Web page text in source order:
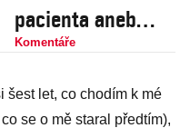
pacienta aneb
Čeští
zcela nepříčetní
Komentáře
šest let, co chodím k mé
se o mě staral předtím),